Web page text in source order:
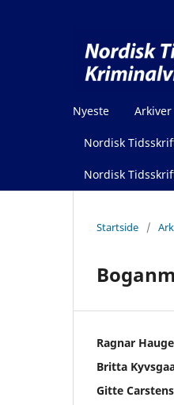
Nyeste Arkiver
Nordisk
Nordisk
Startside /
Ragnar Hauge
Britta
Gitte